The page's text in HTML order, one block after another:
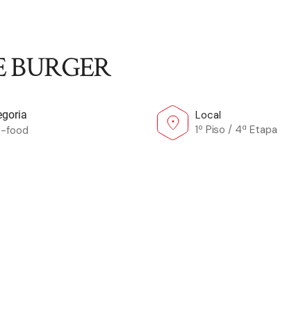
BURGER
food
Local
1º Piso / 4ª Etapa